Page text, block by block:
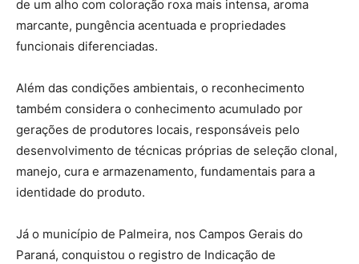
de um alho com coloração roxa mais intensa, aroma
marcante, pungência acentuada e propriedades
funcionais diferenciadas.
Além das condições ambientais, o reconhecimento
também considera o conhecimento acumulado por
gerações de produtores locais, responsáveis pelo
desenvolvimento de técnicas próprias de seleção clonal,
manejo, cura e armazenamento, fundamentais para a
identidade do produto.
Já o município de Palmeira, nos Campos Gerais do
Paraná, conquistou o registro de Indicação de